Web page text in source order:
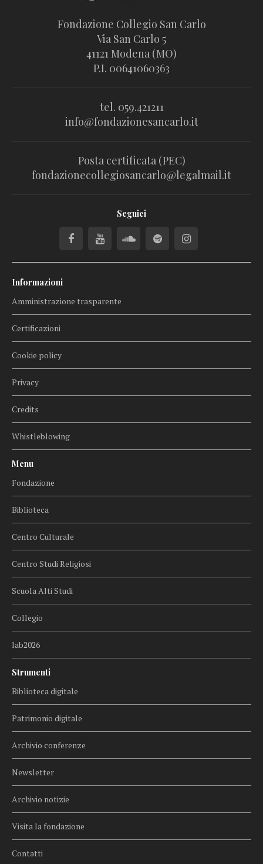
Fondazione Collegio San Carlo
Via San Carlo 5
41121 Modena (MO)
P.I. 00641060363
tel. 059.421211
info@fondazionesancarlo.it
Posta certificata (PEC)
fondazionecollegiosancarlo@legalmail.it
Seguici
Informazioni
Amministrazione trasparente
Certificazioni
Cookie policy
Privacy
Credits
Whistleblowing
Menu
Fondazione
Biblioteca
Centro Culturale
Centro Studi Religiosi
Scuola Alti Studi
Collegio
lab2026
Strumenti
Biblioteca digitale
Patrimonio digitale
Archivio conferenze
Newsletter
Archivio notizie
Visita la fondazione
Contatti